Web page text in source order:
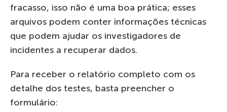
fracasso, isso não é uma boa prática; esses
arquivos podem conter informações técnicas
que podem ajudar os investigadores de
incidentes a recuperar dados.
Para receber o relatório completo com os
detalhe dos testes, basta preencher o
formulário: